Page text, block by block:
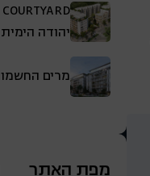
יהודה הימית
מרים
מפת האתר